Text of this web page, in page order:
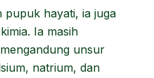
pupuk hayati, ia juga
Ia masih
unsur
natrium, dan